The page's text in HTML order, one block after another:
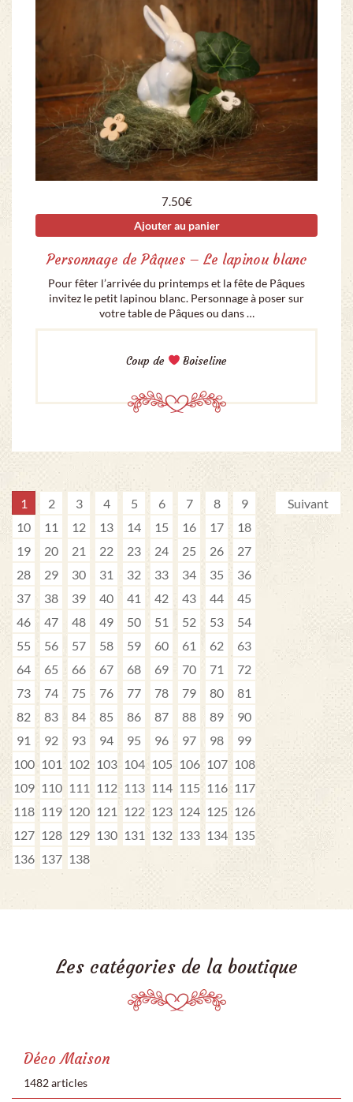
7.50€
Ajouter au panier
Personnage de Pâques – Le lapinou blanc
Pour fêter l’arrivée du printemps et la fête de Pâques
invitez le petit lapinou blanc. Personnage à poser sur
votre table de Pâques ou dans …
Coup de Boiseline
1 2 3 4 5 6 7 8
9
10
11 12 13 14 15 16 17
18
19
20 21 22 23 24 25 26
27
28
29 30 31 32 33 34 35
36
37
38 39 40 41 42 43 44
45
46
47 48 49 50 51 52 53
54
55
56 57 58 59 60 61 62
63
64
65 66 67 68 69 70 71
72
73
74 75 76 77 78 79 80
81
82
83 84 85 86 87 88 89
90
91
92 93 94 95 96 97 98
99
100 101 102 103 104 105 106 107 108
109 110 111 112 113 114 115 116 117
118 119 120 121 122 123 124 125 126
127 128 129 130 131 132 133 134 135
136 137 138
Suivant
Les catégories de la boutique
Déco Maison
1482 articles